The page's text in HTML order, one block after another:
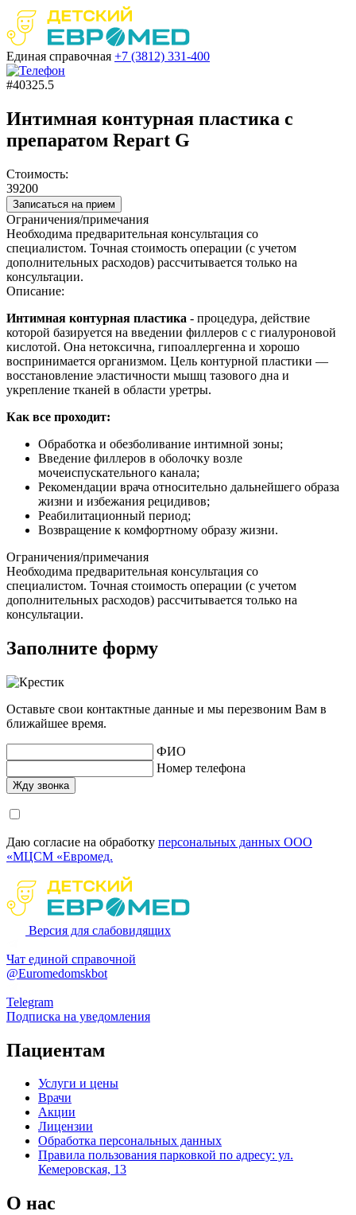
Единая справочная +7 (3812) 331-400
#40325.5
Интимная контурная пластика с
препаратом Repart G
Стоимость:
39200
Записаться на прием
Ограничения/примечания
Необходима предварительная консультация со
специалистом. Точная стоимость операции (с учетом
дополнительных расходов) рассчитывается только на
консультации.
Описание:
Интимная контурная пластика - процедура, действие
которой базируется на введении филлеров с с гиалуроновой
кислотой. Она нетоксична, гипоаллергенна и хорошо
воспринимается организмом. Цель контурной пластики —
восстановление эластичности мышц тазового дна и
укрепление тканей в области уретры.
Как все проходит:
Обработка и обезболивание интимной зоны;
Введение филлеров в оболочку возле
мочеиспускательного канала;
Рекомендации врача относительно дальнейшего образа
жизни и избежания рецидивов;
Реабилитационный период;
Возвращение к комфортному образу жизни.
Ограничения/примечания
Необходима предварительная консультация со
специалистом. Точная стоимость операции (с учетом
дополнительных расходов) рассчитывается только на
консультации.
Заполните форму
Оставьте свои контактные данные и мы перезвоним Вам в
ближайшее время.
ФИО
Номер телефона
Даю согласие на обработку персональных данных ООО
«МЦСМ «Евромед.
Версия для слабовидящих
Чат единой справочной
@Euromedomskbot
Telegram
Подписка на уведомления
Пациентам
Услуги и цены
Врачи
Акции
Лицензии
Обработка персональных данных
Правила пользования парковкой по адресу: ул.
Кемеровская, 13
О нас